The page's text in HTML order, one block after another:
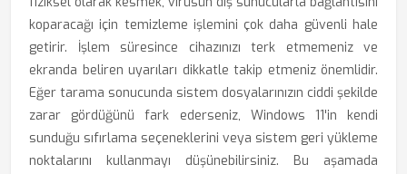
koparacağı için temizleme işlemini çok daha güvenli hale
getirir. İşlem süresince cihazınızı terk etmemeniz ve
ekranda beliren uyarıları dikkatle takip etmeniz önemlidir.
Eğer tarama sonucunda sistem dosyalarınızın ciddi şekilde
zarar gördüğünü fark ederseniz, Windows 11'in kendi
sunduğu sıfırlama seçeneklerini veya sistem geri yükleme
noktalarını kullanmayı düşünebilirsiniz. Bu aşamada